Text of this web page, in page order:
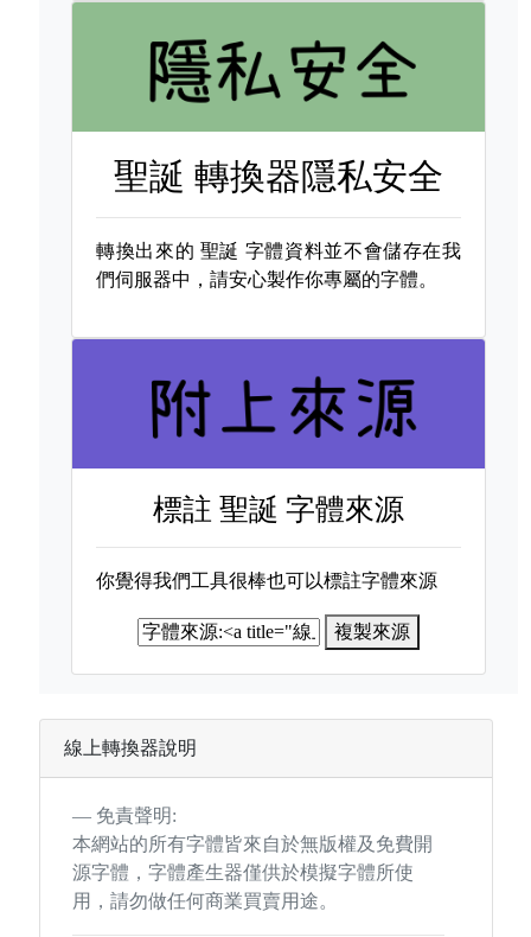
聖誕 轉換器隱私安全
轉換出來的 聖誕 字體資料並不會儲存在我
們伺服器中，請安心製作你專屬的字體。
標註聖誕 字體來源
你覺得我們工具很棒也可以標註字體來源
複製來源
線上轉換器說明
免責聲明:
本網站的所有字體皆來自於無版權及免費開
源字體，字體產生器僅供於模擬字體所使
用，請勿做任何商業買賣用途。